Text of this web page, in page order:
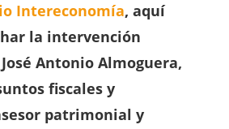
Intereconomía, aquí
la intervención
Antonio Almoguera,
fiscales y
patrimonial y